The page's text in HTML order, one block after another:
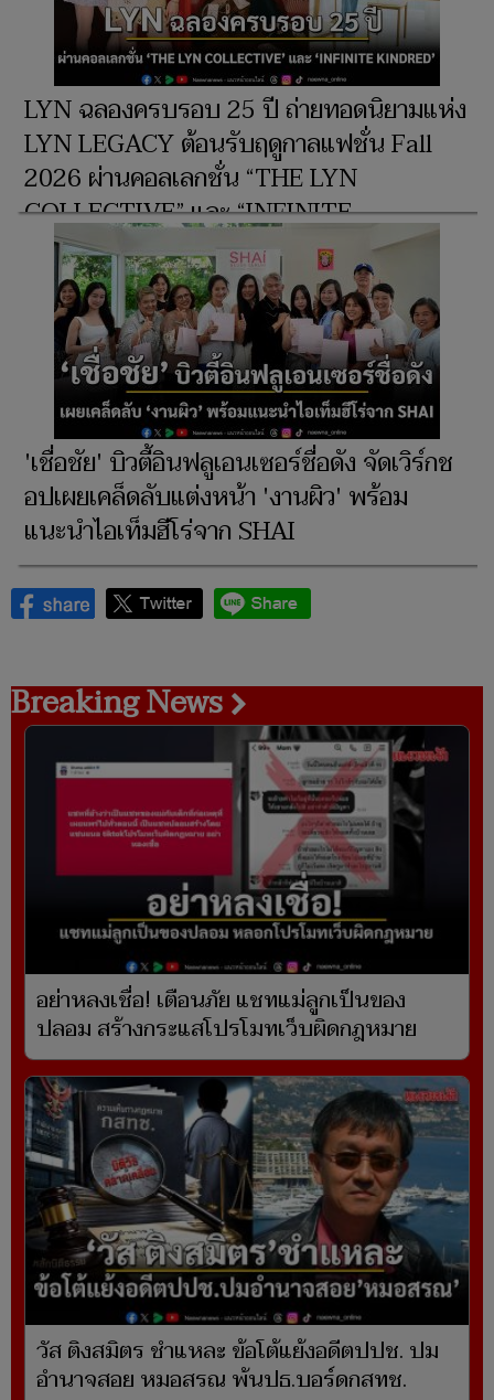
LYN ฉลองครบรอบ 25 ปี ถ่ายทอดนิยามแห่ง
LYN LEGACY ต้อนรับฤดูกาลแฟชั่น Fall
2026 ผ่านคอลเลกชั่น “THE LYN
COLLECTIVE” และ “INFINITE
KINDRED”
'เชื่อชัย' บิวตี้อินฟลูเอนเซอร์ชื่อดัง จัดเวิร์กช
อปเผยเคล็ดลับแต่งหน้า 'งานผิว' พร้อม
แนะนำไอเท็มฮีโร่จาก SHAI
Breaking News
อย่าหลงเชื่อ! เตือนภัย แชทแม่ลูกเป็นของ
ปลอม สร้างกระแสโปรโมทเว็บผิดกฎหมาย
วัส ติงสมิตร ชำแหละ ข้อโต้แย้งอดีตปปช. ปม
อำนาจสอย หมอสรณ พ้นปธ.บอร์ดกสทช.